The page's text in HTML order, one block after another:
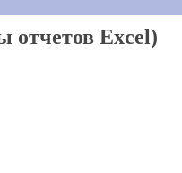
отчетов Excel)